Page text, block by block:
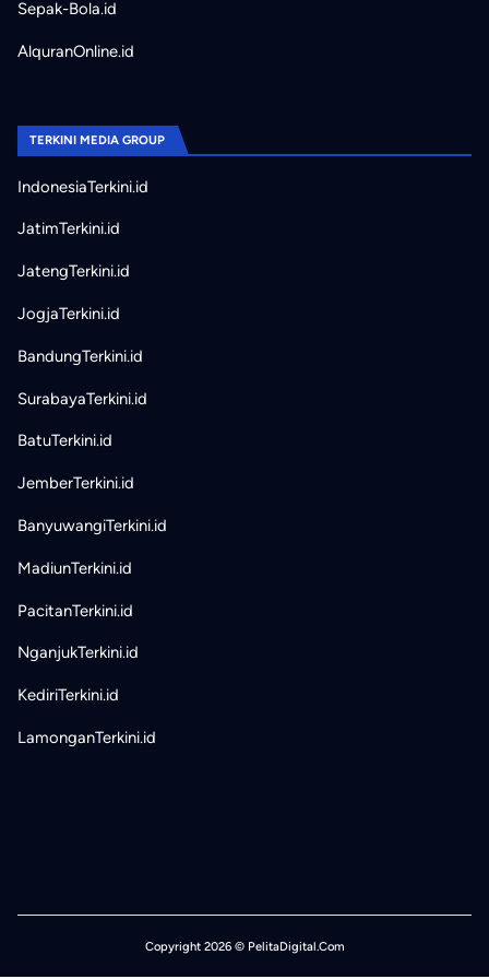
Sepak-Bola.id
AlquranOnline.id
TERKINI MEDIA GROUP
IndonesiaTerkini.id
JatimTerkini.id
JatengTerkini.id
JogjaTerkini.id
BandungTerkini.id
SurabayaTerkini.id
BatuTerkini.id
JemberTerkini.id
BanyuwangiTerkini.id
MadiunTerkini.id
PacitanTerkini.id
NganjukTerkini.id
KediriTerkini.id
LamonganTerkini.id
Copyright 2026 © PelitaDigital.Com